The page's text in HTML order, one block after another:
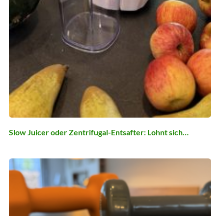
Slow Juicer oder Zentrifugal-Entsafter: Lohnt sich…